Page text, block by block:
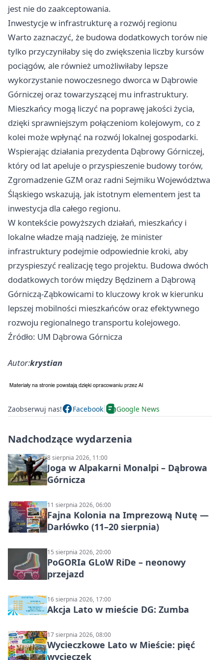
jest nie do zaakceptowania.
Inwestycje w infrastrukturę a rozwój regionu
Warto zaznaczyć, że budowa dodatkowych torów nie
tylko przyczyniłaby się do zwiększenia liczby kursów
pociągów, ale również umożliwiłaby lepsze
wykorzystanie nowoczesnego dworca w Dąbrowie
Górniczej oraz towarzyszącej mu infrastruktury.
Mieszkańcy mogą liczyć na poprawę jakości życia,
dzięki sprawniejszym połączeniom kolejowym, co z
kolei może wpłynąć na rozwój lokalnej gospodarki.
Wspierając działania prezydenta Dąbrowy Górniczej,
który od lat apeluje o przyspieszenie budowy torów,
Zgromadzenie GZM oraz radni Sejmiku Województwa
Śląskiego wskazują, jak istotnym elementem jest ta
inwestycja dla całego regionu.
W kontekście powyższych działań, mieszkańcy i
lokalne władze mają nadzieję, że minister
infrastruktury podejmie odpowiednie kroki, aby
przyspieszyć realizację tego projektu. Budowa dwóch
dodatkowych torów między Będzinem a Dąbrową
Górniczą-Ząbkowicami to kluczowy krok w kierunku
lepszej mobilności mieszkańców oraz efektywnego
rozwoju regionalnego transportu kolejowego.
Źródło: UM Dąbrowa Górnicza
Autor:krystian
Zaobserwuj nas! Facebook Google News
Nadchodzące wydarzenia
8 sierpnia 2026, 11:00
Joga w Alpakarni Monalpi – Dąbrowa
Górnicza
11 sierpnia 2026, 06:00
Fajna Kolonia na Imprezową Nutę —
Darłówko (11–20 sierpnia)
15 sierpnia 2026, 20:00
PoGORIa GLoW RiDe – neonowy
przejazd
16 sierpnia 2026, 17:00
Akcja Lato w mieście DG: Zumba
17 sierpnia 2026, 08:00
Wycieczkowe Lato w Mieście: pięć
wycieczek